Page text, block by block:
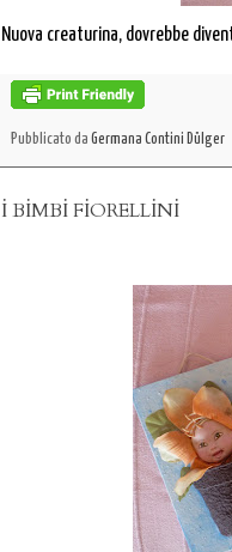
Nuova creaturina, dovrebbe
Pubblicato da Germana Contini Dülger
İ BİMBİ FİORELLİNİ